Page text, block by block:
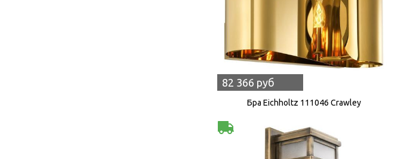
82 366 руб
Бра Eichholtz 111046 Crawley